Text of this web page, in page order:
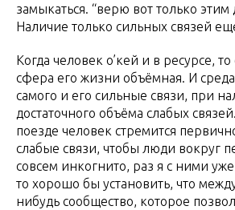
замыкаться. “верю вот только этим
Наличие только сильных связей
Когда человек о’кей и в ресурсе,
сфера его жизни объёмная. И
самого и его сильные связи, при
достаточного объёма слабых
поезде человек стремится
слабые связи, чтобы люди вокруг
совсем инкогнито, раз я с ними
то хорошо бы установить, что
нибудь сообщество, которое